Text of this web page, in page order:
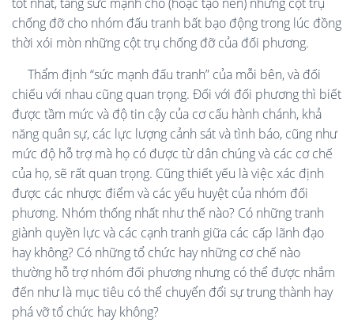
chống đỡ cho nhóm đấu tranh bất bạo động trong lúc đồng
thời xói mòn những cột trụ chống đỡ của đối phương.
Thẩm định “sức mạnh đấu tranh” của mỗi bên, và đối
chiếu với nhau cũng quan trọng. Đối với đối phương thì biết
được tầm mức và độ tin cậy của cơ cấu hành chánh, khả
năng quân sự, các lực lượng cảnh sát và tình báo, cũng như
mức độ hỗ trợ mà họ có được từ dân chúng và các cơ chế
của họ, sẽ rất quan trọng. Cũng thiết yếu là việc xác định
được các nhược điểm và các yếu huyệt của nhóm đối
phương. Nhóm thống nhất như thế nào? Có những tranh
giành quyền lực và các cạnh tranh giữa các cấp lãnh đạo
hay không? Có những tổ chức hay những cơ chế nào
thường hỗ trợ nhóm đối phương nhưng có thể được nhắm
đến như là mục tiêu có thể chuyển đổi sự trung thành hay
phá vỡ tổ chức hay không?